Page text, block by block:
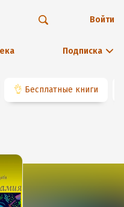
Подписка
Войти
👌 Бесплатные книги